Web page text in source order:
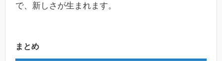
で、新しさが生まれます。
まとめ